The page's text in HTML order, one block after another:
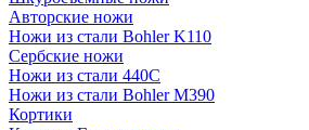
Авторские ножи
Ножи из стали Bohler K110
Сербские ножи
Ножи из стали 440С
Ножи из стали Bohler M390
Кортики